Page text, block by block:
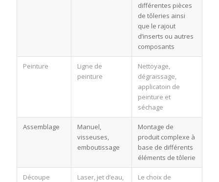
différentes pièces
de tôleries ainsi
que le rajout
d’inserts ou autres
composants
Peinture
Ligne de
peinture
Nettoyage,
dégraissage,
applicatoin de
peinture et
séchage
Assemblage
Manuel,
visseuses,
emboutissage
Montage de
produit complexe à
base de différents
éléments de tôlerie
Découpe
Laser, jet d’eau,
Le choix de